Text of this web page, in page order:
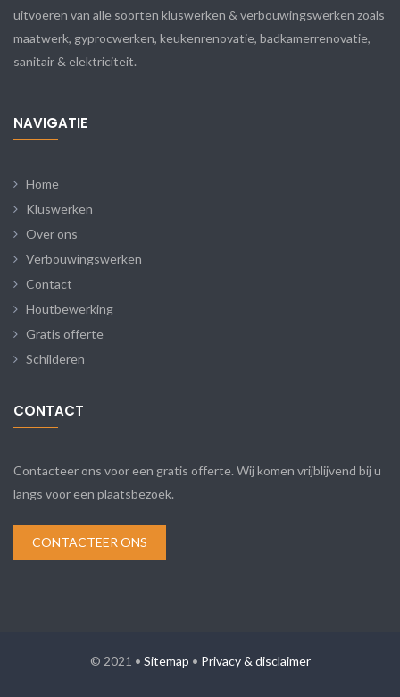
uitvoeren van alle soorten kluswerken & verbouwingswerken zoals
maatwerk, gyprocwerken, keukenrenovatie, badkamerrenovatie,
sanitair & elektriciteit.
NAVIGATIE
Home
Kluswerken
Over ons
Verbouwingswerken
Contact
Houtbewerking
Gratis offerte
Schilderen
CONTACT
Contacteer ons voor een gratis offerte. Wij komen vrijblijvend bij u
langs voor een plaatsbezoek.
CONTACTEER ONS
© 2021 • Sitemap • Privacy & disclaimer